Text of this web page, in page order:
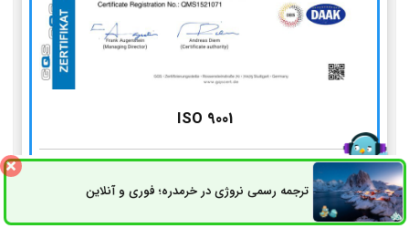
ISO 9001
ترجمه رسمی نروژی در خرمدره؛ فوری و آنلاینثبت سفارش راه های ارتباطی